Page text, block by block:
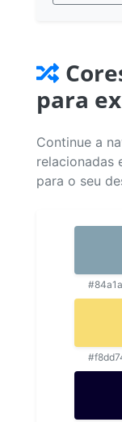
para
Continue a
relacionadas
para o seu